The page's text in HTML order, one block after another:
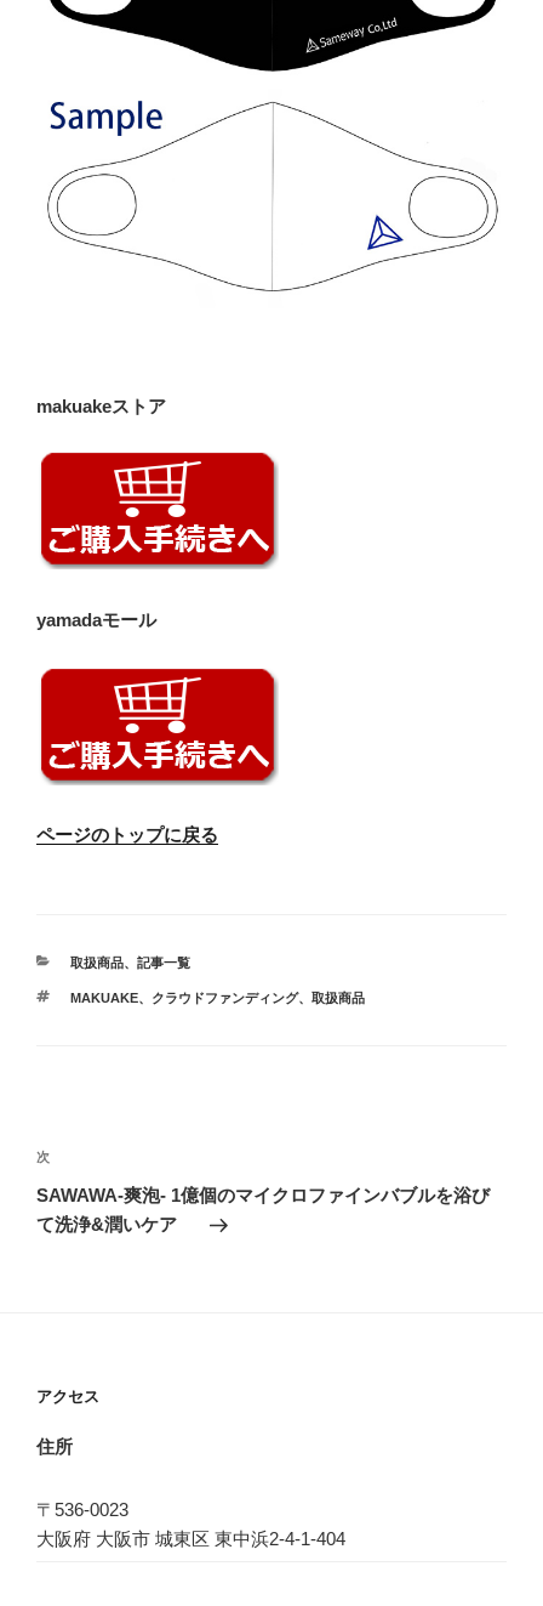
makuakeストア
yamadaモール
ページのトップに戻る
カ
ゴ
取扱商品、 記事一覧
タ
MAKUAKE、 クラウドファンディング、 取扱商品
稿
ナ
ビ
ン
次
の
投
次
SAWAWA-爽泡- 1億個のマイクロファインバブルを浴び
て洗浄&潤いケア
アクセス
住所
〒536-0023
大阪府 大阪市 城東区 東中浜2-4-1-404